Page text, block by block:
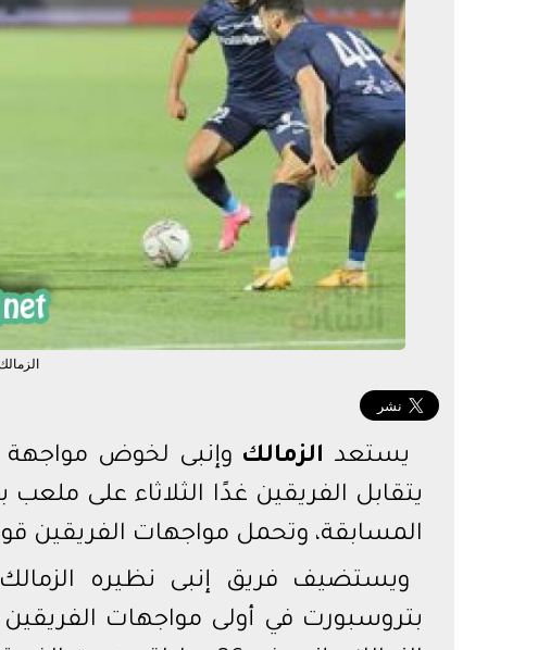
الدوري
يستعد الزمالك
يتقابل الفريقين غدًا الثلاثاء على
المسابقة، وتحمل مواجهات الفريقين
ويستضيف فريق إنبى نظيره
بتروسبورت في أولى مواجهات الفريقين